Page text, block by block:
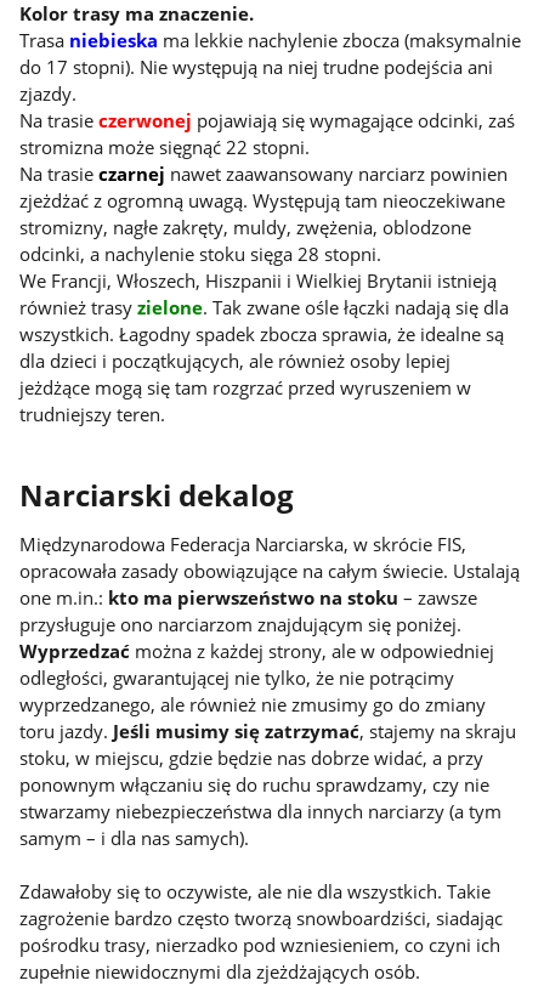
Kolor trasy ma znaczenie.
Trasa niebieska ma lekkie nachylenie zbocza (maksymalnie
do 17 stopni). Nie występują na niej trudne podejścia ani
zjazdy.
Na trasieczerwonej pojawiają się wymagające odcinki, zaś
stromizna może sięgnąć 22 stopni.
Na trasieczarnej nawet zaawansowany narciarz powinien
zjeżdżać z ogromną uwagą. Występują tam nieoczekiwane
stromizny, nagłe zakręty, muldy, zwężenia, oblodzone
odcinki, a nachylenie stoku sięga 28 stopni.
We Francji, Włoszech, Hiszpanii i Wielkiej Brytanii istnieją
również trasyzielone. Tak zwane ośle łączki nadają się dla
wszystkich. Łagodny spadek zbocza sprawia, że idealne są
dla dzieci i początkujących, ale również osoby lepiej
jeżdżące mogą się tam rozgrzać przed wyruszeniem w
trudniejszy teren.
Narciarski dekalog
Międzynarodowa Federacja Narciarska, w skrócie FIS,
opracowała zasady obowiązujące na całym świecie. Ustalają
one m.in.: kto ma pierwszeństwo na stoku – zawsze
przysługuje ono narciarzom znajdującym się poniżej.
Wyprzedzać można z każdej strony, ale w odpowiedniej
odległości, gwarantującej nie tylko, że nie potrącimy
wyprzedzanego, ale również nie zmusimy go do zmiany
toru jazdy. Jeśli musimy się zatrzymać, stajemy na skraju
stoku, w miejscu, gdzie będzie nas dobrze widać, a przy
ponownym włączaniu się do ruchu sprawdzamy, czy nie
stwarzamy niebezpieczeństwa dla innych narciarzy (a tym
samym – i dla nas samych).
Zdawałoby się to oczywiste, ale nie dla wszystkich. Takie
zagrożenie bardzo często tworzą snowboardziści, siadając
pośrodku trasy, nierzadko pod wzniesieniem, co czyni ich
zupełnie niewidocznymi dla zjeżdżających osób.